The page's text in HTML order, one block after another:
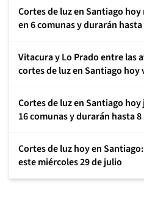
Cortes de luz en Santiago
en 6 comunas y durarán
Vitacura y Lo Prado entre las
cortes de luz en Santiago hoy
Cortes de luz en Santiago
16 comunas y durarán hasta
Cortes de luz hoy en
este miércoles 29 de julio